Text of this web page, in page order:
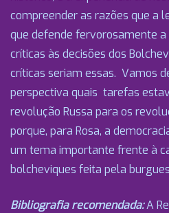
compreender as razões que a
que defende fervorosamente a
críticas às decisões dos
críticas seriam essas. Vamos
perspectiva quais tarefas
revolução Russa para os
porque, para Rosa, a
um tema importante frente à
bolcheviques feita pela
Bibliografia recomendada:A